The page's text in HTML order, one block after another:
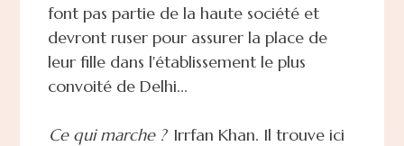
font pas partie de la haute société et
devront ruser pour assurer la place de
leur fille dans l'établissement le plus
convoité de Delhi...
Ce qui marche ? Irrfan Khan. Il trouve ici